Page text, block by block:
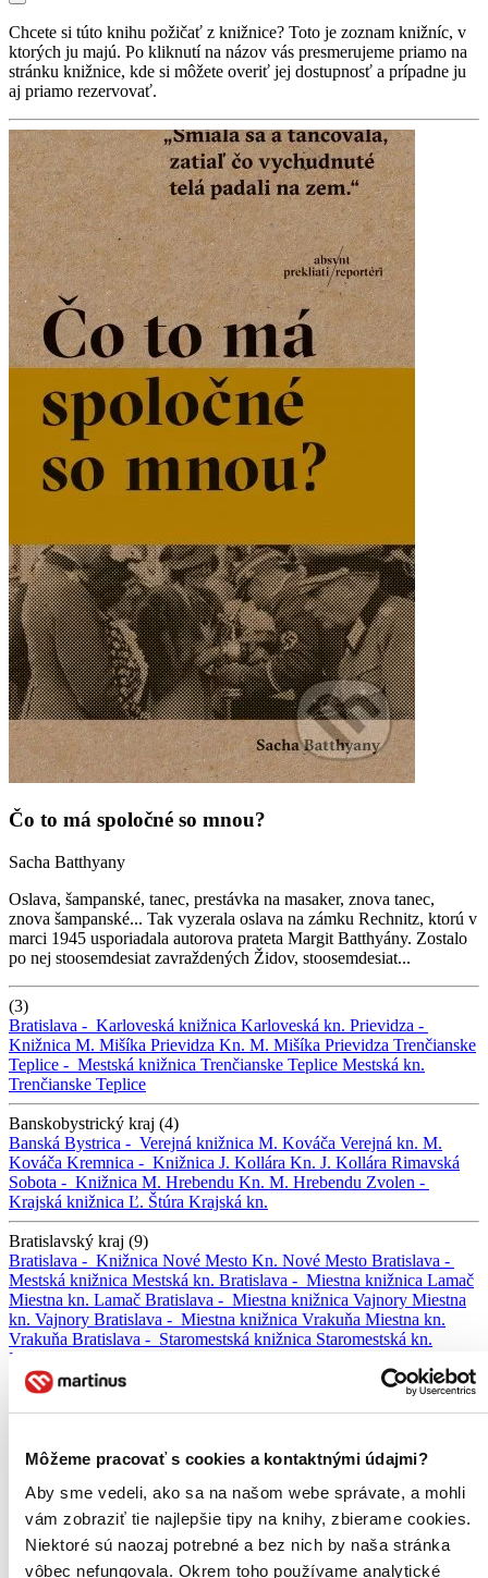
Môžeme pracovať s cookies a kontaktnými údajmi?
Aby sme vedeli, ako sa na našom webe správate, a mohli
vám zobraziť tie najlepšie tipy na knihy, zbierame cookies.
Niektoré sú naozaj potrebné a bez nich by naša stránka
vôbec nefungovala. Okrem toho používame analytické
Chcete si túto knihu požičať z knižnice? Toto je zoznam knižníc, v
ktorých ju majú. Po kliknutí na názov vás presmerujeme priamo na
stránku knižnice, kde si môžete overiť jej dostupnosť a prípadne ju
aj priamo rezervovať.
Čo to má spoločné so mnou?
Sacha Batthyany
Oslava, šampanské, tanec, prestávka na masaker, znova tanec,
znova šampanské... Tak vyzerala oslava na zámku Rechnitz, ktorú v
marci 1945 usporiadala autorova prateta Margit Batthyány. Zostalo
po nej stoosemdesiat zavraždených Židov, stoosemdesiat...
(3)
Bratislava - Karloveská knižnica Karloveská kn. Prievidza -
Knižnica M. Mišíka Prievidza Kn. M. Mišíka Prievidza Trenčianske
Teplice - Mestská knižnica Trenčianske Teplice Mestská kn.
Trenčianske Teplice
Banskobystrický kraj (4)
Banská Bystrica - Verejná knižnica M. Kováča Verejná kn. M.
Kováča Kremnica - Knižnica J. Kollára Kn. J. Kollára Rimavská
Sobota - Knižnica M. Hrebendu Kn. M. Hrebendu Zvolen -
Krajská knižnica Ľ. Štúra Krajská kn.
Bratislavský kraj (9)
Bratislava - Knižnica Nové Mesto Kn. Nové Mesto Bratislava -
Mestská knižnica Mestská kn. Bratislava - Miestna knižnica Lamač
Miestna kn. Lamač Bratislava - Miestna knižnica Vajnory Miestna
kn. Vajnory Bratislava - Miestna knižnica Vrakuňa Miestna kn.
Vrakuňa Bratislava - Staromestská knižnica Staromestská kn.
Malacky -
knižnica Obecná kn.
Malokarpatská knižnica
Malokarpatská kn.
Michalovce -Zemplínska knižnica G. Zvonického Zemplínska kn.
Gemerská knižnica Spišský Hrušov -Obecná knižnica Obecná kn.
Trebišov -Zemplínska knižnica Zemplínska kn.
Nitriansky kraj (8)
Komárno -Knižnica J. Szinnyeiho Kn. J. Szinnyeiho Levice -